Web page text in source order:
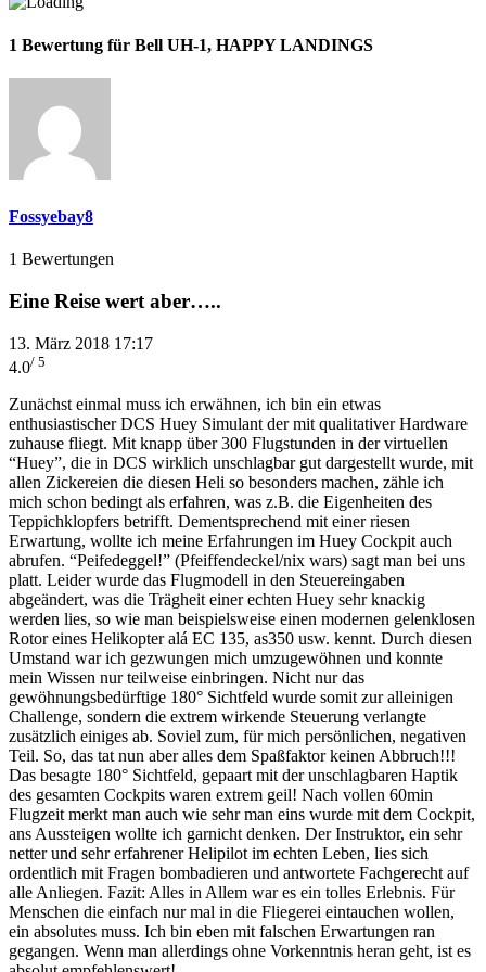
1 Bewertung für Bell UH-1, HAPPY LANDINGS
Fossyebay8
1 Bewertungen
Eine Reise wert aber…..
13. März 2018 17:17
4.0/ 5
Zunächst einmal muss ich erwähnen, ich bin ein etwas
enthusiastischer DCS Huey Simulant der mit qualitativer Hardware
zuhause fliegt. Mit knapp über 300 Flugstunden in der virtuellen
“Huey”, die in DCS wirklich unschlagbar gut dargestellt wurde, mit
allen Zickereien die diesen Heli so besonders machen, zähle ich
mich schon bedingt als erfahren, was z.B. die Eigenheiten des
Teppichklopfers betrifft. Dementsprechend mit einer riesen
Erwartung, wollte ich meine Erfahrungen im Huey Cockpit auch
abrufen. “Peifedeggel!” (Pfeiffendeckel/nix wars) sagt man bei uns
platt. Leider wurde das Flugmodell in den Steuereingaben
abgeändert, was die Trägheit einer echten Huey sehr knackig
werden lies, so wie man beispielsweise einen modernen gelenklosen
Rotor eines Helikopter alá EC 135, as350 usw. kennt. Durch diesen
Umstand war ich gezwungen mich umzugewöhnen und konnte
mein Wissen nur teilweise einbringen. Nicht nur das
gewöhnungsbedürftige 180° Sichtfeld wurde somit zur alleinigen
Challenge, sondern die extrem wirkende Steuerung verlangte
zusätzlich einiges ab. Soviel zum, für mich persönlichen, negativen
Teil. So, das tat nun aber alles dem Spaßfaktor keinen Abbruch!!!
Das besagte 180° Sichtfeld, gepaart mit der unschlagbaren Haptik
des gesamten Cockpits waren extrem geil! Nach vollen 60min
Flugzeit merkt man auch wie sehr man eins wurde mit dem Cockpit,
ans Aussteigen wollte ich garnicht denken. Der Instruktor, ein sehr
netter und sehr erfahrener Helipilot im echten Leben, lies sich
ordentlich mit Fragen bombadieren und antwortete Fachgerecht auf
alle Anliegen. Fazit: Alles in Allem war es ein tolles Erlebnis. Für
Menschen die einfach nur mal in die Fliegerei eintauchen wollen,
ein absolutes muss. Ich bin eben mit falschen Erwartungen ran
gegangen. Wenn man allerdings ohne Vorkenntnis heran geht, ist es